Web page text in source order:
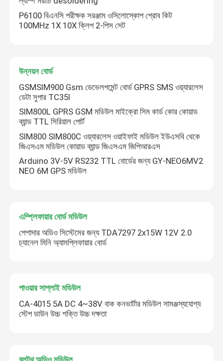
আমরা শীঘ্রই আপনাকে আবার কল করব!
ডিজিটাল আর্দ্রতা নিয়ন্ত্রক
উন্নয়ন বোর্ড
P6100 বিএনসি পরীক্ষক সরঞ্জাম ওসিলোস্কোপ প্রোব কিট
100MHz 1X 10X ক্লিপ 2-পিস সেট
উন্নয়ন বোর্ড
GSMSIM900 Gsm ডেভেলপমেন্ট বোর্ড GPRS SMS ওয়্যারলেস
ডেটা সুপার TC35I
SIM800L GPRS GSM মডিউল মাইক্রো সিম কার্ড কোর কোয়াড
ব্যান্ড TTL সিরিয়াল পোর্ট
SIM800 SIM800C ওয়্যারলেস ওয়াইফাই মডিউল ইউএসবি থেকে
জিএসএম মডিউল কোয়াড ব্যান্ড জিএসএম জিপিআরএস
Arduino 3V-5V RS232 TTL বোর্ডের জন্য GY-NEO6MV2
NEO 6M GPS মডিউল
এম্প্লিফায়ার বোর্ড মডিউল
পেশাদার অডিও সিস্টেমের জন্য TDA7297 2x15W 12V 2.0
চ্যানেল মিনি অ্যামপ্লিফায়ার বোর্ড
পাওয়ার সাপ্লাই মডিউল
CA-4015 5A DC 4~38V বাক কনভার্টার মডিউল সামঞ্জস্যযোগ্য
স্টেপ ডাউন উচ্চ শক্তি উচ্চ দক্ষতা